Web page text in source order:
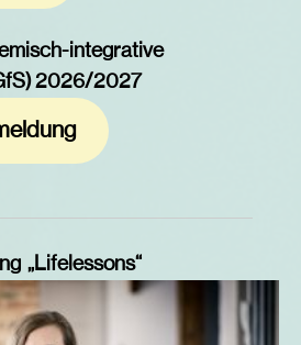
integrative
2026/2027
„Lifelessons“